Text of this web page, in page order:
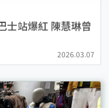
士站爆紅 陳慧琳曾
2026.03.07